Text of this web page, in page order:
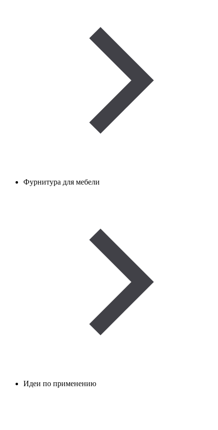
Фурнитура для мебели
Идеи по применению